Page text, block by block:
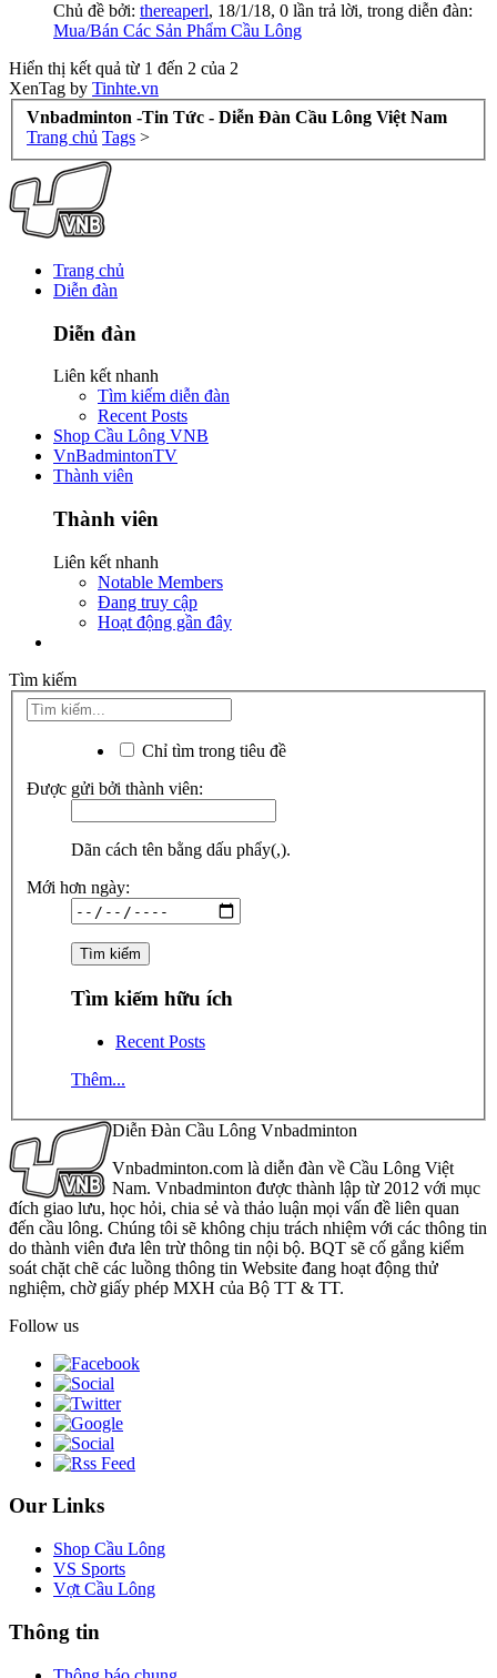
Chủ đề bởi: thereaperl, 18/1/18, 0 lần trả lời, trong diễn đàn:
Mua/Bán Các Sản Phẩm Cầu Lông
Hiển thị kết quả từ 1 đến 2 của 2
XenTag by Tinhte.vn
Vnbadminton -Tin Tức - Diễn Đàn Cầu Lông Việt Nam
Trang chủ Tags >
Trang chủ
Diễn đàn
Diễn đàn
Liên kết nhanh
Tìm kiếm diễn đàn
Recent Posts
Shop Cầu Lông VNB
VnBadmintonTV
Thành viên
Thành viên
Liên kết nhanh
Notable Members
Đang truy cập
Hoạt động gần đây
Tìm kiếm
Chỉ tìm trong tiêu đề
Được gửi bởi thành viên:
Dãn cách tên bằng dấu phẩy(,).
Mới hơn ngày:
Tìm kiếm hữu ích
Recent Posts
Thêm...
Diễn Đàn Cầu Lông Vnbadminton
Vnbadminton.com là diễn đàn về Cầu Lông Việt
Nam. Vnbadminton được thành lập từ 2012 với mục
đích giao lưu, học hỏi, chia sẻ và thảo luận mọi vấn đề liên quan
đến cầu lông. Chúng tôi sẽ không chịu trách nhiệm với các thông tin
do thành viên đưa lên trừ thông tin nội bộ. BQT sẽ cố gắng kiểm
soát chặt chẽ các luồng thông tin Website đang hoạt động thử
nghiệm, chờ giấy phép MXH của Bộ TT & TT.
Follow us
Our Links
Shop Cầu Lông
VS Sports
Vợt Cầu Lông
Thông tin